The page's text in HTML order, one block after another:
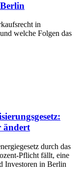
in
welche Folgen das
ändert
durch das
Pflicht fällt, eine
Investoren in Berlin